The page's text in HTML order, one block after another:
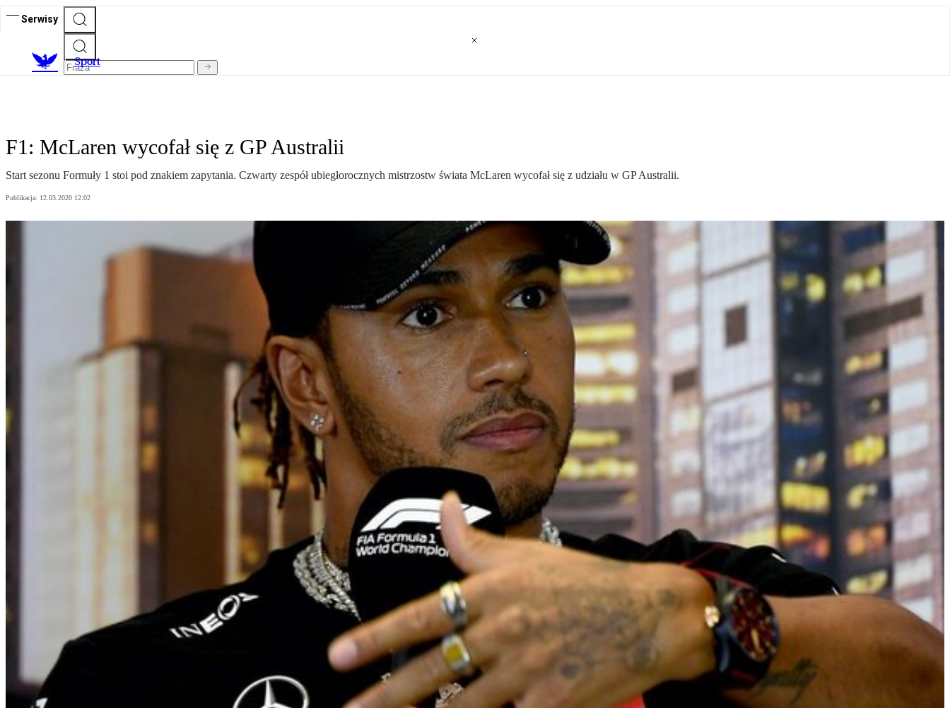
Serwisy
Sport
F1: McLaren wycofał się z GP Australii
Start sezonu Formuły 1 stoi pod znakiem zapytania. Czwarty zespół ubiegłorocznych mistrzostw świata McLaren wycofał się z udziału w GP Australii.
Publikacja: 12.03.2020 12:02